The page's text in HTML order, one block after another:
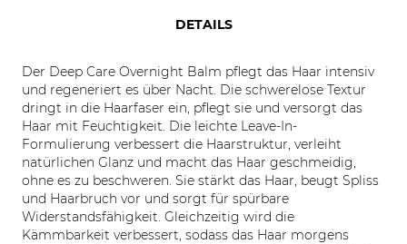
DETAILS
Der Deep Care Overnight Balm pflegt das Haar intensiv
und regeneriert es über Nacht. Die schwerelose Textur
dringt in die Haarfaser ein, pflegt sie und versorgt das
Haar mit Feuchtigkeit. Die leichte Leave-In-
Formulierung verbessert die Haarstruktur, verleiht
natürlichen Glanz und macht das Haar geschmeidig,
ohne es zu beschweren. Sie stärkt das Haar, beugt Spliss
und Haarbruch vor und sorgt für spürbare
Widerstandsfähigkeit. Gleichzeitig wird die
Kämmbarkeit verbessert, sodass das Haar morgens